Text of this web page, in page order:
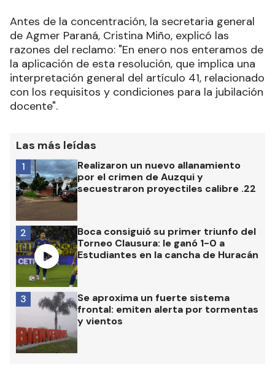
Antes de la concentración, la secretaria general
de Agmer Paraná, Cristina Miño, explicó las
razones del reclamo: "En enero nos enteramos de
la aplicación de esta resolución, que implica una
interpretación general del artículo 41, relacionado
con los requisitos y condiciones para la jubilación
docente".
Las más leídas
Realizaron un nuevo allanamiento
por el crimen de Auzqui y
secuestraron proyectiles calibre .22
1
Boca consiguió su primer triunfo del
Torneo Clausura: le ganó 1-0 a
Estudiantes en la cancha de Huracán
2
Se aproxima un fuerte sistema
frontal: emiten alerta por tormentas
y vientos
3